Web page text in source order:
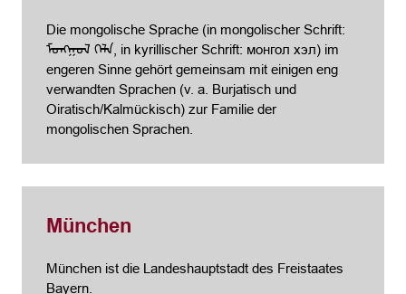
Die mongolische Sprache (in mongolischer Schrift:
ᠮᠣᠩᠭᠣᠯ ᠬᠡᠯᠡ, in kyrillischer Schrift: монгол хэл) im
engeren Sinne gehört gemeinsam mit einigen eng
verwandten Sprachen (v. a. Burjatisch und
Oiratisch/Kalmückisch) zur Familie der
mongolischen Sprachen.
München
München ist die Landeshauptstadt des Freistaates
Bayern.